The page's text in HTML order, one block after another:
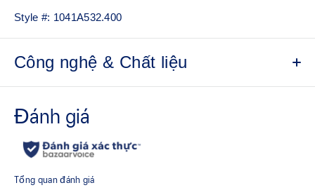
Style #: 1041A532.400
Công nghệ & Chất liệu
Lớp bọt đế giữa nhẹ mang lại trải nghiệm đệm êm ái và
thoải mái.
Công nghệ SPEEDTRUSS™
Cải thiện tốc độ và các chuyển động cắt hướng nhanh.
PRECISION SOLE™ kết hợp ASICSGRIP™